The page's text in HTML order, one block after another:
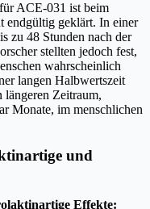
ACE-031 ist beim
endgültig geklärt. In einer
zu 48 Stunden nach der
stellten jedoch fest,
wahrscheinlich
langen Halbwertszeit
längeren Zeitraum,
Monate, im menschlichen
und
Effekte: